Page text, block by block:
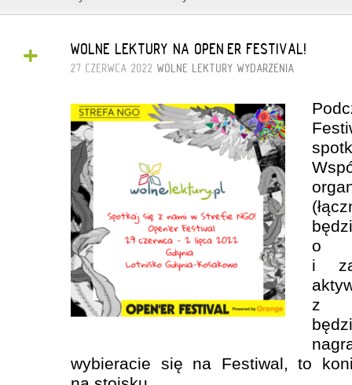
+ WOLNE LEKTURY NA OPEN’ER FESTIVAL!
27 CZERWCA 2022 WOLNE LEKTURY WYDARZENIA
o
i
z
wybieracie się na Festiwal, to